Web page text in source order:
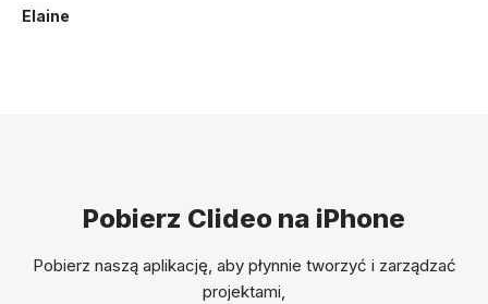
Elaine
Pobierz Clideo na iPhone
Pobierz naszą aplikację, aby płynnie tworzyć i zarządzać
projektami,